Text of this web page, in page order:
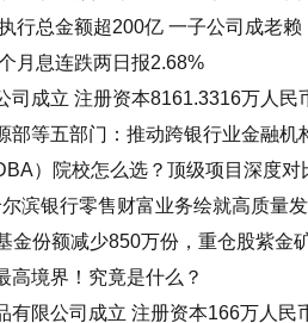
行总金额超200亿 一子公司成老赖
月息连跌两日报2.68%
司成立 注册资本8161.3316万人民
部等五部门：推动跨银行业金融机
）院校怎么选？顶级项目深度对
滨银行零售财富业务绘就高质量
金份额减少850万份，重仓股紫金
高境界！究竟是什么？
有限公司成立 注册资本166万人民